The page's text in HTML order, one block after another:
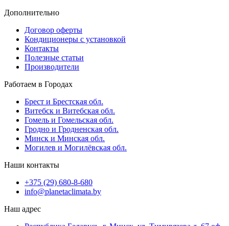
Дополнительно
Договор оферты
Кондиционеры с установкой
Контакты
Полезные статьи
Производители
Работаем в Городах
Брест и Брестская обл.
Витебск и Витебская обл.
Гомель и Гомельская обл.
Гродно и Гродненская обл.
Минск и Минская обл.
Могилев и Могилёвская обл.
Наши контакты
+375 (29) 680-8-680
info@planetaclimata.by
Наш адрес